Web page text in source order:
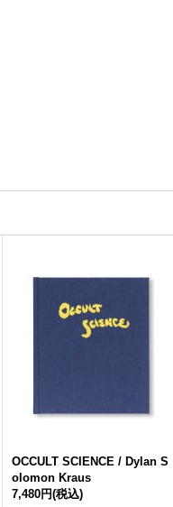
OCCULT SCIENCE / Dylan S
olomon Kraus
7,480円(税込)